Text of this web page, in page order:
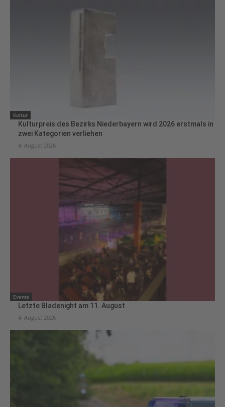
Kultur
Kulturpreis des Bezirks Niederbayern wird 2026 erstmals in
zwei Kategorien verliehen
4. August 2026
Events
Letzte Bladenight am 11. August
4. August 2026